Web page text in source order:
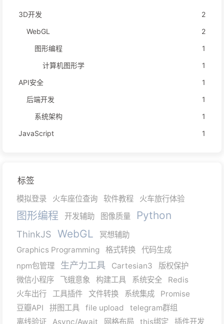
3D开发
2
WebGL
2
图形编程
1
计算机图形学
1
API安全
1
后端开发
1
系统架构
1
JavaScript
1
标签
模拟登录 火车座位查询 软件教程 火车旅行体验
图形编程 开发辅助 图像质量 Python
ThinkJS WebGL
冥想辅助
Graphics Programming
格式转换
代码生成
npm包管理
生产力工具 Cartesian3
版权保护
微信小程序
飞蛾意象 构建工具 系统安全
Redis
火车出行
工具插件 文件转换 系统集成
Promise
豆瓣API
拼图工具 file upload
telegram群组
离线验证
Async/Await 网格布局 this绑定
插件开发